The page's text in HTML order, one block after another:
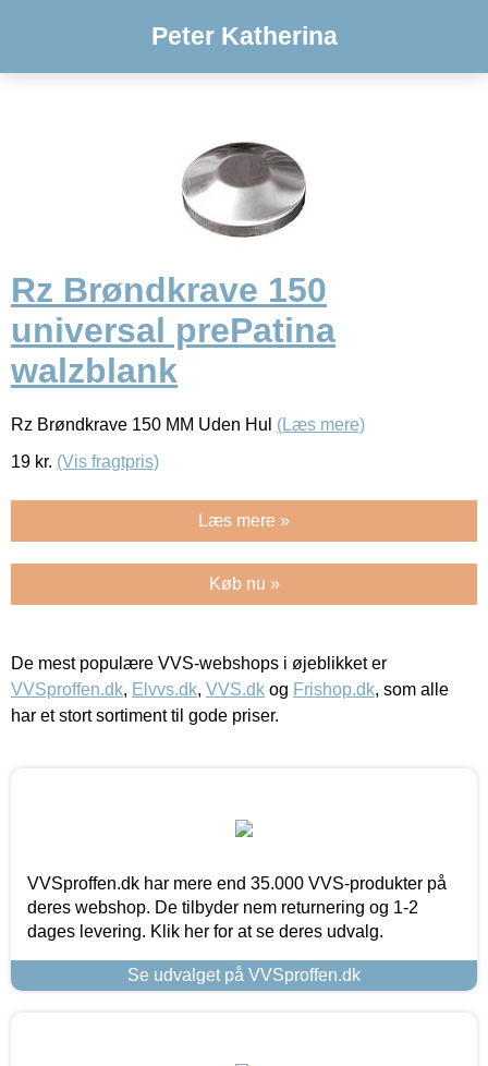
Peter Katherina
Rz Brøndkrave 150
universal prePatina
walzblank
Rz Brøndkrave 150 MM Uden Hul (Læs mere)
19 kr. (Vis fragtpris)
Læs mere »
Køb nu »
De mest populære VVS-webshops i øjeblikket er
VVSproffen.dk, Elvvs.dk, VVS.dk og Frishop.dk, som alle
har et stort sortiment til gode priser.
VVSproffen.dk har mere end 35.000 VVS-produkter på
deres webshop. De tilbyder nem returnering og 1-2
dages levering. Klik her for at se deres udvalg.
Se udvalget på VVSproffen.dk